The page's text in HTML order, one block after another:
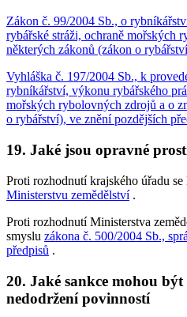
Zákon č. 99/2004 Sb., o
rybářské stráži, ochraně mořských
některých zákonů (zákon o
Vyhláška č. 197/2004 Sb., k
rybníkářství, výkonu rybářského
mořských rybolovných zdrojů a o
o rybářství), ve znění pozdějších
19. Jaké jsou opravné
Proti rozhodnutí krajského úřadu
Ministerstvu zemědělství.
Proti rozhodnutí Ministerstva
smyslu zákona č. 500/2004 Sb.,
předpisů .
20. Jaké sankce mohou
nedodržení povinností